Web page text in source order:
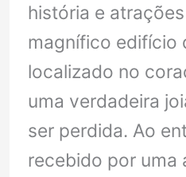
história e
magnífico edifício
localizado no
uma verdadeira
ser perdida. Ao
recebido por uma